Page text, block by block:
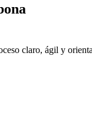
claro, ágil y